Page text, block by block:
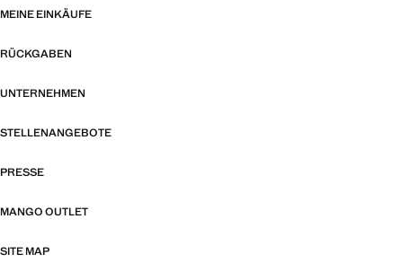
MEINE EINKÄUFE
RÜCKGABEN
UNTERNEHMEN
STELLENANGEBOTE
PRESSE
MANGO OUTLET
SITE MAP